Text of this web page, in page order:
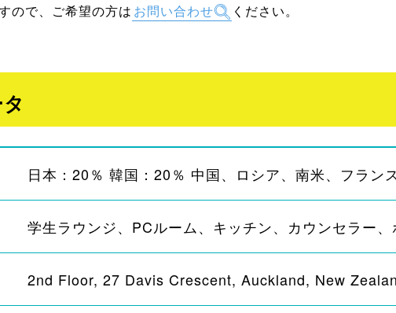
ので、ご希望の方は お問い合わせ ください。
日本：20％ 韓国：20％ 中国、ロシア、南米、フラン
学生ラウンジ、PCルーム、キッチン、カウンセラー、
2nd Floor, 27 Davis Crescent, Auckland, New